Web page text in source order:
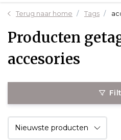
Terug naar home Tags
Producten
accesories